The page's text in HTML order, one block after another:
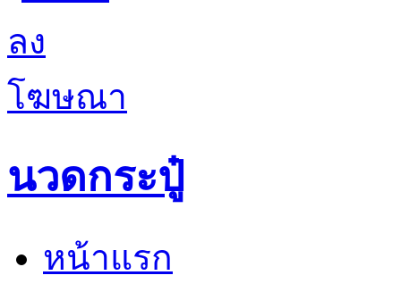
นวดกระปู๋
หน้าแรก